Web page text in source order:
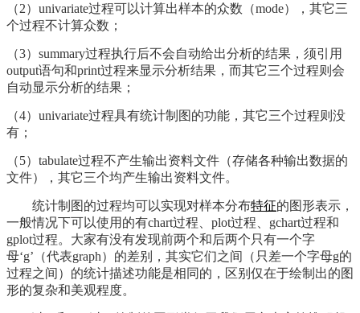
（2）univariate过程可以计算出样本的众数（mode），其它三
个过程不计算众数；
（3）summary过程执行后不会自动给出分析的结果，须引用
output语句和print过程来显示分析结果，而其它三个过程则会
自动显示分析的结果；
（4）univariate过程具有统计制图的功能，其它三个过程则没
有；
（5）tabulate过程不产生输出资料文件（存储各种输出数据的
文件），其它三个均产生输出资料文件。
统计制图的过程均可以实现对样本分布特征的图形表示，
一般情况下可以使用的有chart过程、plot过程、gchart过程和
gplot过程。大家有没有发现前两个和后两个只有一个字
母‘g’（代表graph）的差别，其实它们之间（只差一个字母g的
过程之间）的统计描述功能是相同的，区别仅在于绘制出的图
形的复杂和美观程度。